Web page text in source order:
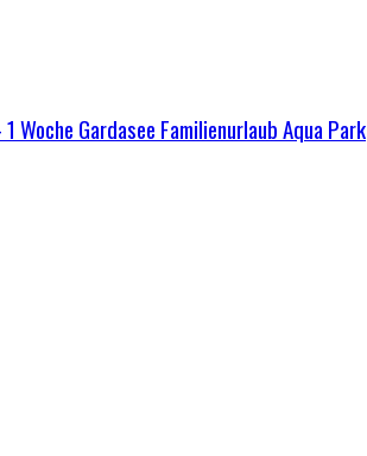
Woche Gardasee Familienurlaub Aqua Park